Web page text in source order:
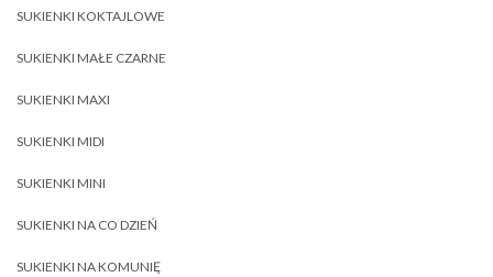
SUKIENKI KOKTAJLOWE
SUKIENKI MAŁE CZARNE
SUKIENKI MAXI
SUKIENKI MIDI
SUKIENKI MINI
SUKIENKI NA CO DZIEŃ
SUKIENKI NA KOMUNIĘ